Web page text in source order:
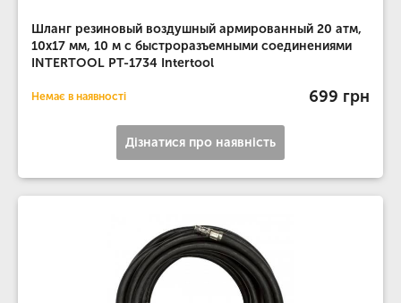
Шланг резиновый воздушный армированный 20 атм,
10x17 мм, 10 м с быстроразъемными соединениями
INTERTOOL PT-1734 Intertool
Немає в наявності 699 грн
Дізнатися про наявність